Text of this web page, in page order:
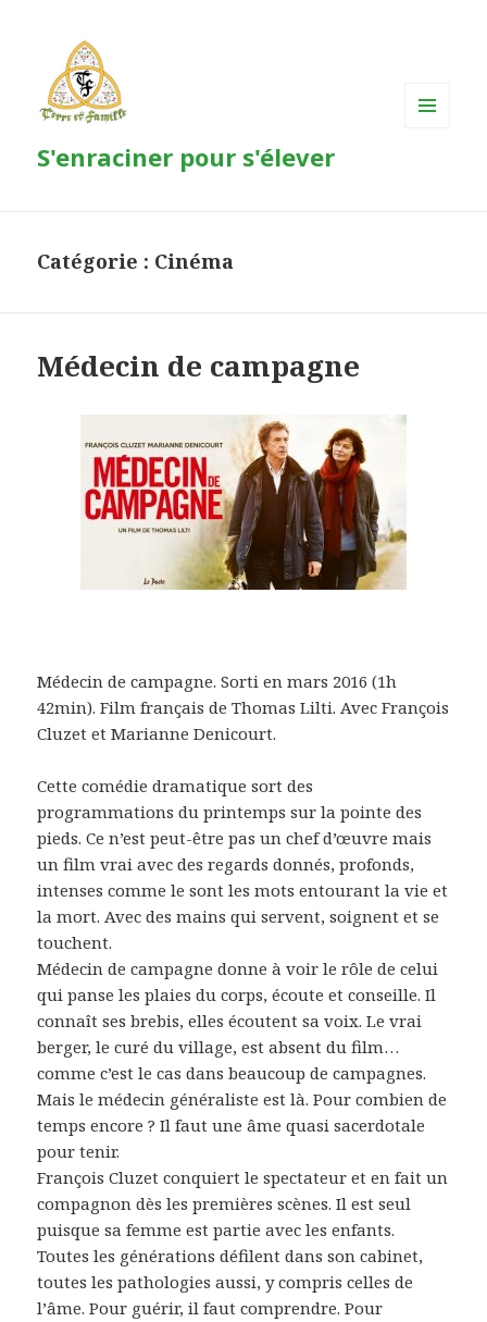
S'enraciner pour s'élever
Catégorie : Cinéma
Médecin de campagne
Médecin de campagne. Sorti en mars 2016 (1h
42min). Film français de Thomas Lilti. Avec François
Cluzet et Marianne Denicourt.
Cette comédie dramatique sort des
programmations du printemps sur la pointe des
pieds. Ce n’est peut-être pas un chef d’œuvre mais
un film vrai avec des regards donnés, profonds,
intenses comme le sont les mots entourant la vie et
la mort. Avec des mains qui servent, soignent et se
touchent.
Médecin de campagne donne à voir le rôle de celui
qui panse les plaies du corps, écoute et conseille. Il
connaît ses brebis, elles écoutent sa voix. Le vrai
berger, le curé du village, est absent du film…
comme c’est le cas dans beaucoup de campagnes.
Mais le médecin généraliste est là. Pour combien de
temps encore ? Il faut une âme quasi sacerdotale
pour tenir.
François Cluzet conquiert le spectateur et en fait un
compagnon dès les premières scènes. Il est seul
puisque sa femme est partie avec les enfants.
Toutes les générations défilent dans son cabinet,
toutes les pathologies aussi, y compris celles de
l’âme. Pour guérir, il faut comprendre. Pour